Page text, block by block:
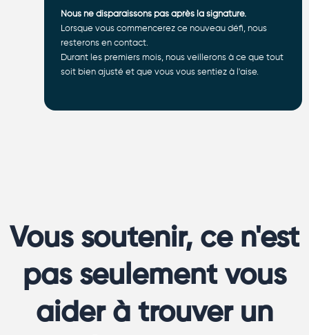
Nous ne disparaissons pas après la signature.
Lorsque vous commencerez ce nouveau défi, nous
resterons en contact.
Durant les premiers mois, nous veillerons à ce que tout
soit bien ajusté et que vous vous sentiez à l'aise.
Vous soutenir, ce n'est
pas seulement vous
aider à trouver un